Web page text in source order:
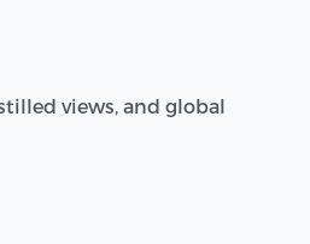
views, and global